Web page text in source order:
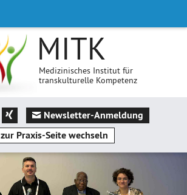
MITK
Medizinisches Institut für
transkulturelle Kompetenz
Newsletter-Anmeldung
zur Praxis-Seite wechseln